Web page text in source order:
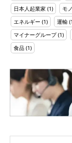
日本人起業家 (1) モ
エネルギー (1) 運輸
マイナーグループ(1)
食品 (1)